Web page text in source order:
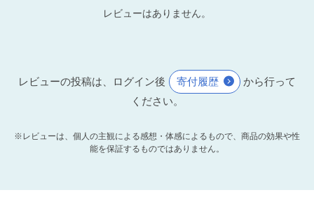
レビューはありません。
レビューの投稿は、ログイン後 寄付履歴
から行って
ください。
※レビューは、個人の主観による感想・体感によるもので、商品の効果や性
能を保証するものではありません。